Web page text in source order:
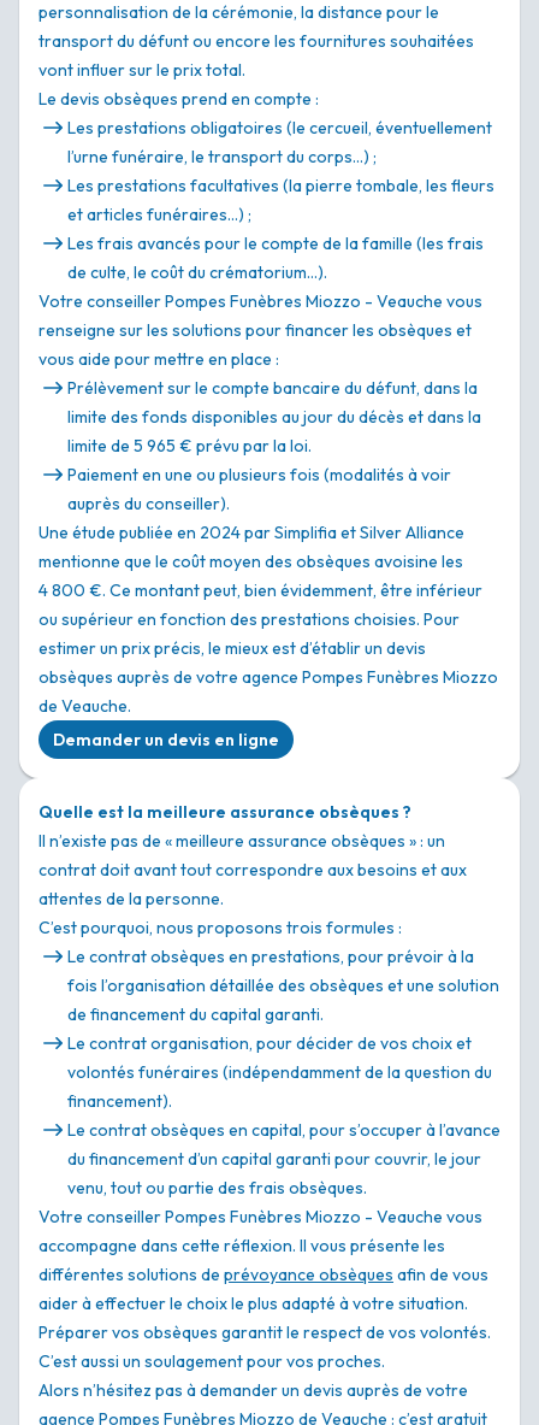
personnalisation de la cérémonie, la distance pour le
transport du défunt ou encore les fournitures souhaitées
vont influer sur le prix total.
Le devis obsèques prend en compte :
Les prestations obligatoires (le cercueil, éventuellement
l’urne funéraire, le transport du corps…) ;
Les prestations facultatives (la pierre tombale, les fleurs
et articles funéraires…) ;
Les frais avancés pour le compte de la famille (les frais
de culte, le coût du crématorium…).
Votre conseiller Pompes Funèbres Miozzo - Veauche vous
renseigne sur les solutions pour financer les obsèques et
vous aide pour mettre en place :
Prélèvement sur le compte bancaire du défunt, dans la
limite des fonds disponibles au jour du décès et dans la
limite de 5 965 € prévu par la loi.
Paiement en une ou plusieurs fois (modalités à voir
auprès du conseiller).
Une étude publiée en 2024 par Simplifia et Silver Alliance
mentionne que le coût moyen des obsèques avoisine les
4 800 €. Ce montant peut, bien évidemment, être inférieur
ou supérieur en fonction des prestations choisies. Pour
estimer un prix précis, le mieux est d’établir un devis
obsèques auprès de votre agence Pompes Funèbres Miozzo
de Veauche.
Demander un devis en ligne
Quelle est la meilleure assurance obsèques ?
Il n’existe pas de « meilleure assurance obsèques » : un
contrat doit avant tout correspondre aux besoins et aux
attentes de la personne.
C’est pourquoi, nous proposons trois formules :
Le contrat obsèques en prestations, pour prévoir à la
fois l’organisation détaillée des obsèques et une solution
de financement du capital garanti.
Le contrat organisation, pour décider de vos choix et
volontés funéraires (indépendamment de la question du
financement).
Le contrat obsèques en capital, pour s’occuper à l’avance
du financement d’un capital garanti pour couvrir, le jour
venu, tout ou partie des frais obsèques.
Votre conseiller Pompes Funèbres Miozzo - Veauche vous
accompagne dans cette réflexion. Il vous présente les
différentes solutions de prévoyance obsèques afin de vous
aider à effectuer le choix le plus adapté à votre situation.
Préparer vos obsèques garantit le respect de vos volontés.
C’est aussi un soulagement pour vos proches.
Alors n’hésitez pas à demander un devis auprès de votre
agence Pompes Funèbres Miozzo de Veauche : c’est gratuit